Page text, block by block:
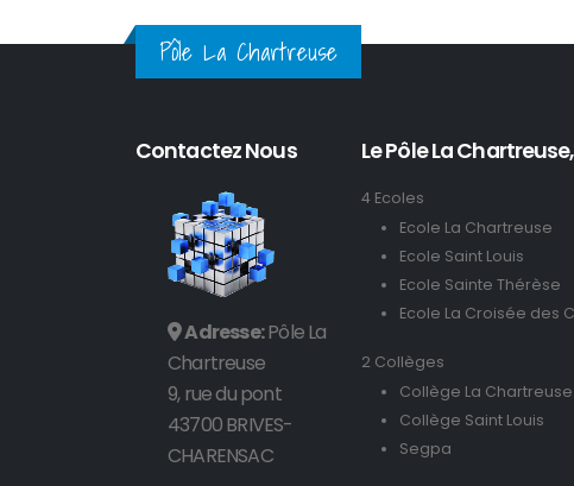
Pôle La Chartreuse
Contactez Nous
Adresse:Pôle La
Chartreuse
9, rue du pont
43700 BRIVES-
CHARENSAC
Le Pôle La
4 Ecoles
Ecole La Chartreuse
Ecole Saint Louis
Ecole Sainte Thérèse
Ecole La Croisée des
2 Collèges
Collège La Chartreuse
Collège Saint Louis
Segpa